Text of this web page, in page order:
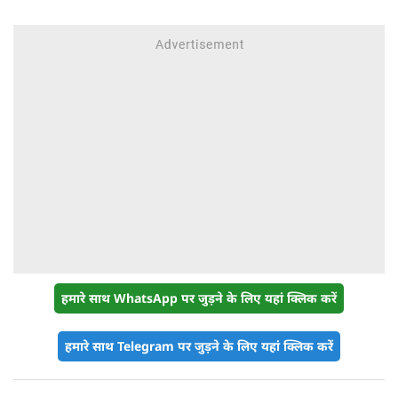
हमारे साथ WhatsApp पर जुड़ने के लिए यहां क्लिक करें
हमारे साथ Telegram पर जुड़ने के लिए यहां क्लिक करें